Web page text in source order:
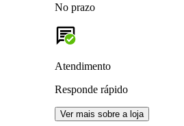
No prazo
Atendimento
Responde rápido
Ver mais sobre a loja